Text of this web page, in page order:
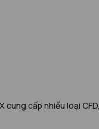
cấp nhiều loại